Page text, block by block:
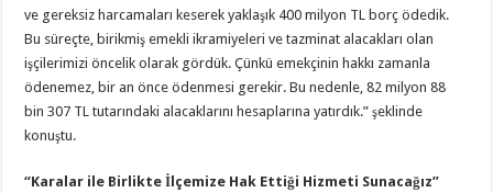
ve gereksiz harcamaları keserek yaklaşık 400 milyon TL borç ödedik.
Bu süreçte, birikmiş emekli ikramiyeleri ve tazminat alacakları olan
işçilerimizi öncelik olarak gördük. Çünkü emekçinin hakkı zamanla
ödenemez, bir an önce ödenmesi gerekir. Bu nedenle, 82 milyon 88
bin 307 TL tutarındaki alacaklarını hesaplarına yatırdık.” şeklinde
konuştu.
“Karalar ile Birlikte İlçemize Hak Ettiği Hizmeti Sunacağız”